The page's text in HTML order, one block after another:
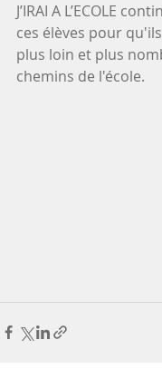
J’IRAI A L’ECOLE
ces élèves pour
plus loin et plus
chemins de l'école.